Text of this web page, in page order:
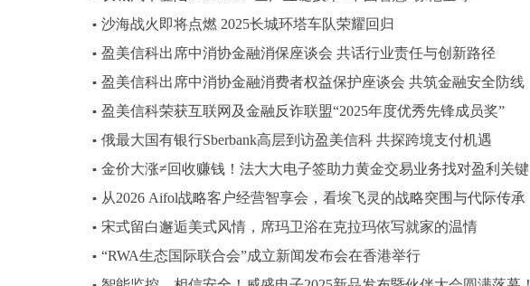
▪ 沙海战火即将点燃 2025长城环塔车队荣耀回归
▪ 盈美信科出席中消协金融消保座谈会 共话行业责任与创新路径
▪ 盈美信科出席中消协金融消费者权益保护座谈会 共筑金融安全防线
▪ 盈美信科荣获互联网及金融反诈联盟“2025年度优秀先锋成员奖”
▪ 俄最大国有银行Sberbank高层到访盈美信科 共探跨境支付机遇
▪ 金价大涨≠回收赚钱！法大大电子签助力黄金交易业务找对盈利关键
▪ 从2026 Aifol战略客户经营智享会，看埃飞灵的战略突围与代际传承
▪ 宋式留白邂逅美式风情，席玛卫浴在克拉玛依写就家的温情
▪ “RWA生态国际联合会”成立新闻发布会在香港举行